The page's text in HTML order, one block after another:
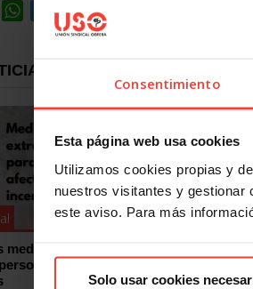
Consentimiento
Esta página web usa cookies
Utilizamos cookies propias y
nuestros visitantes y gestionar
este aviso. Para más
Solo usar cookies
LinkedInWhatsApp
Telegram
Email
medidas de protección
afectadas por
Acción
elecciones
cómo